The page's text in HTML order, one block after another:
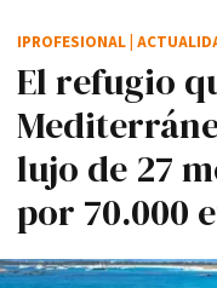
El refugio
lujo de 27
por 70.000
IPROFESIONAL